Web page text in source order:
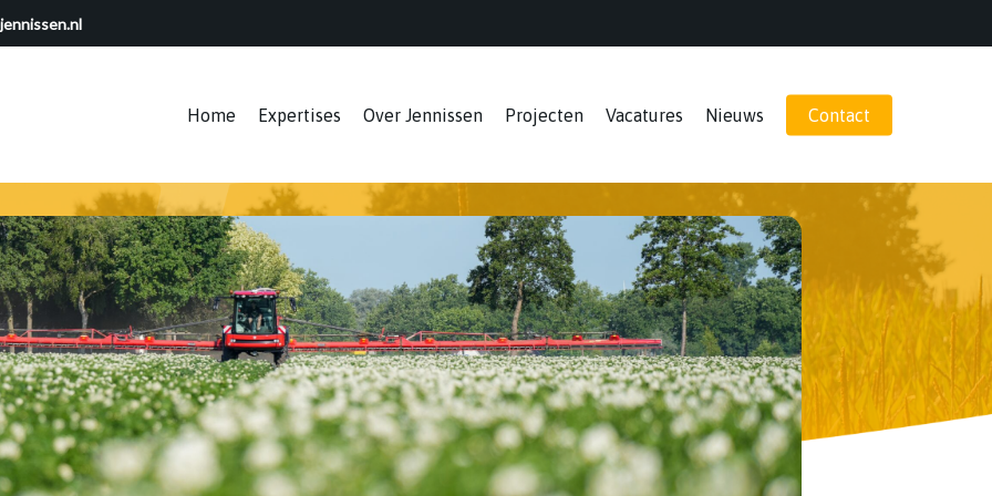
Home Expertises Over Jennissen Projecten Vacatures Nieuws Contact